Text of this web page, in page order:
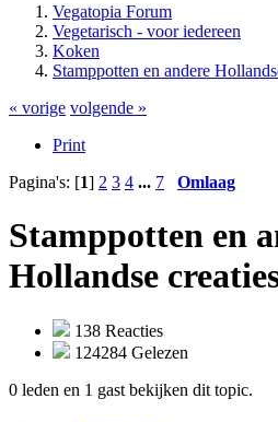
Vegatopia Forum
Vegetarisch - voor iedereen
Koken
Stamppotten en andere
« vorige volgende »
Print
Pagina's: [1] 2 3 4 ... 7 Omlaag
Stamppotten en
Hollandse
138 Reacties
124284 Gelezen
0 leden en 1 gast bekijken dit topic.